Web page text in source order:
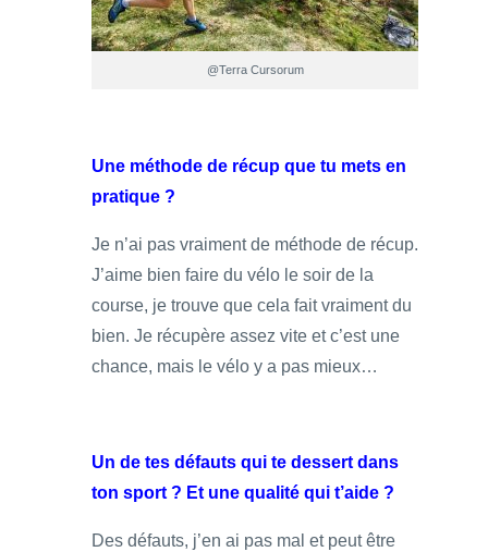
@Terra Cursorum
Une méthode de récup que tu mets en
pratique ?
Je n’ai pas vraiment de méthode de récup.
J’aime bien faire du vélo le soir de la
course, je trouve que cela fait vraiment du
bien. Je récupère assez vite et c’est une
chance, mais le vélo y a pas mieux…
Un de tes défauts qui te dessert dans
ton sport ? Et une qualité qui t’aide ?
Des défauts, j’en ai pas mal et peut être